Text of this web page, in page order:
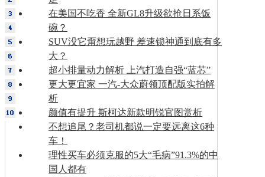
在美国不吃香 全新GL8升级欲抢日系饭
碗？
SUV没它甭想玩越野 差速锁神通到底有多
大？
超小排量动力解析 上汽打造自强“蓝芯”
更大更宜家 一汽-大众蔚领顶配版实拍解
析
颜值有提升 斯柯达新款明锐官图赏析
不想追尾？老司机都说一定要远离这6种
车！
理性买车必须克服的5大“毛病”91.3%的中
国人都有